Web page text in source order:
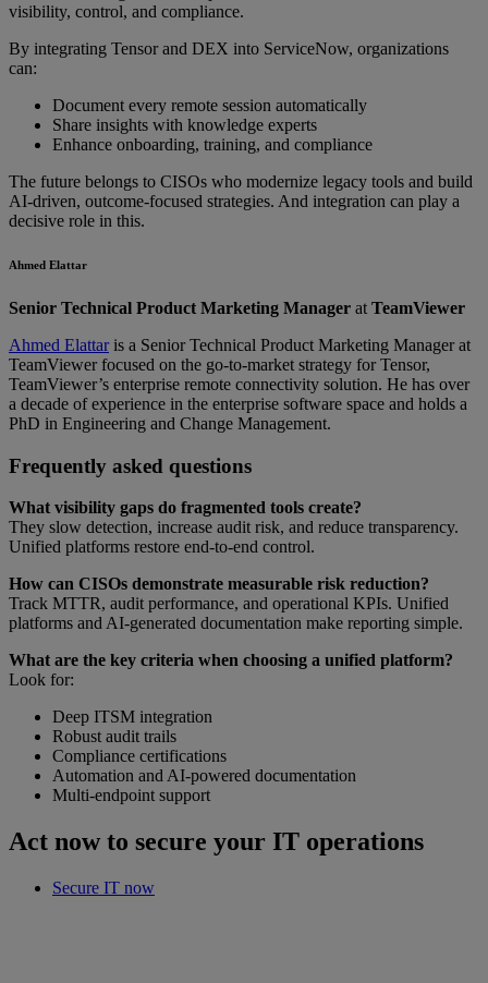
visibility, control, and compliance.
By integrating Tensor and DEX into ServiceNow, organizations
can:
Document every remote session automatically
Share insights with knowledge experts
Enhance onboarding, training, and compliance
The future belongs to CISOs who modernize legacy tools and build
AI-driven, outcome-focused strategies. And integration can play a
decisive role in this.
Ahmed Elattar
Senior Technical Product Marketing Manager at TeamViewer
Ahmed Elattaris a Senior Technical Product Marketing Manager at
TeamViewer focused on the go-to-market strategy for Tensor,
TeamViewer’s enterprise remote connectivity solution. He has over
a decade of experience in the enterprise software space and holds a
PhD in Engineering and Change Management.
Frequently asked questions
What visibility gaps do fragmented tools create?
They slow detection, increase audit risk, and reduce transparency.
Unified platforms restore end-to-end control.
How can CISOs demonstrate measurable risk reduction?
Track MTTR, audit performance, and operational KPIs. Unified
platforms and AI-generated documentation make reporting simple.
What are the key criteria when choosing a unified platform?
Look for:
Deep ITSM integration
Robust audit trails
Compliance certifications
Automation and AI-powered documentation
Multi-endpoint support
Act now to secure your IT operations
Secure IT now